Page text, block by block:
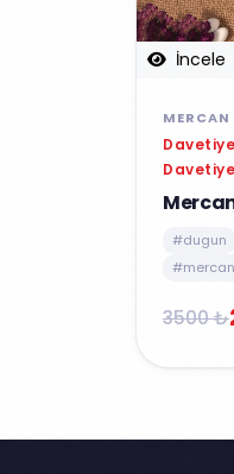
İncele
MERCAN
#dugun
3500 ₺